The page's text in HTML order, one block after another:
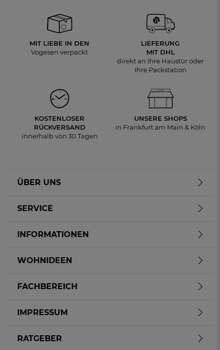
MIT LIEBE IN DEN
Vogesen verpackt
LIEFERUNG
MIT DHL
direkt an Ihre Haustür oder
Ihre Packstation
KOSTENLOSER
RÜCKVERSAND
innerhalb von 30 Tagen
UNSERE SHOPS
in Frankfurt am Main & Köln
ÜBER UNS
SERVICE
INFORMATIONEN
WOHNIDEEN
FACHBEREICH
IMPRESSUM
RATGEBER